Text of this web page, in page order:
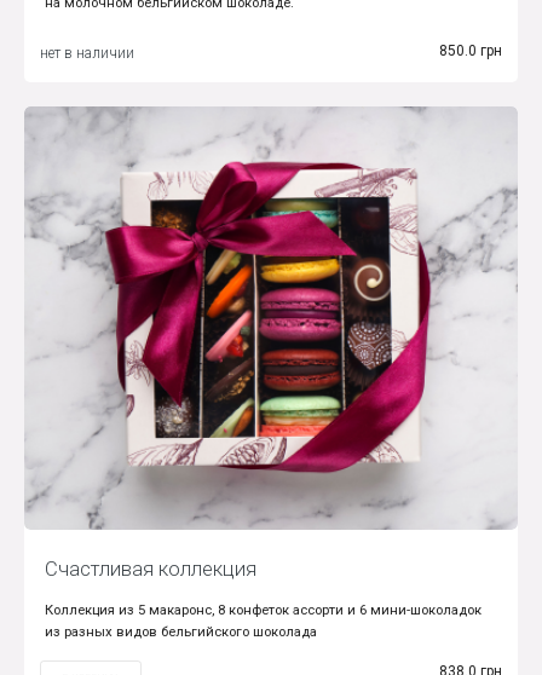
нет в наличии 850.0 грн
Счастливая коллекция
Коллекция из 5 макаронс, 8 конфеток ассорти и 6 мини-шоколадок
из разных видов бельгийского шоколада
838.0 грн